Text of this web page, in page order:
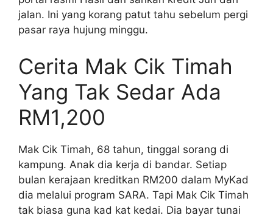
jalan. Ini yang korang patut tahu sebelum pergi
pasar raya hujung minggu.
Cerita Mak Cik Timah
Yang Tak Sedar Ada
RM1,200
Mak Cik Timah, 68 tahun, tinggal sorang di
kampung. Anak dia kerja di bandar. Setiap
bulan kerajaan kreditkan RM200 dalam MyKad
dia melalui program SARA. Tapi Mak Cik Timah
tak biasa guna kad kat kedai. Dia bayar tunai